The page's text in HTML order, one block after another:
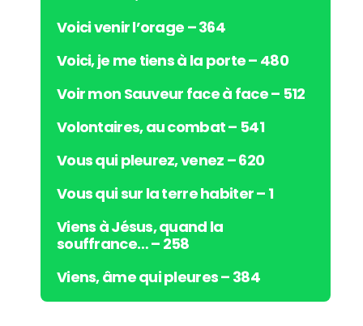
Voici venir l’orage – 364
Voici, je me tiens à la porte – 480
Voir mon Sauveur face à face – 512
Volontaires, au combat – 541
Vous qui pleurez, venez – 620
Vous qui sur la terre habiter – 1
Viens à Jésus, quand la
souffrance… – 258
Viens, âme qui pleures – 384